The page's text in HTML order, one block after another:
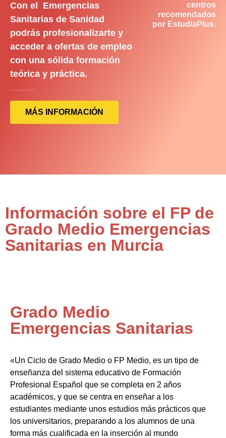
Con el Emergencias
Sanitarias de Sanidad
podrás profesionalizarte y
acceder a ofertas de empleo
con una sólida formación
teórica y práctica.
MÁS INFORMACIÓN
centros
recomendados
por EstudiaPlus.
Información sobre el FP de
Grado Medio Emergencias
Sanitarias en Murcia
Grado Medio
Emergencias Sanitarias
«Un Ciclo de Grado Medio o FP Medio, es un tipo de
enseñanza del sistema educativo de Formación
Profesional Español que se completa en 2 años
académicos, y que se centra en enseñar a los
estudiantes mediante unos estudios más prácticos que
los universitarios, preparando a los alumnos de una
forma más cualificada en la inserción al mundo